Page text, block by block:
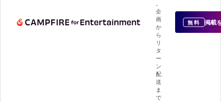
企
画
か
ら
リ
タ
ー
ン
配
送
ま
で
無料 掲載